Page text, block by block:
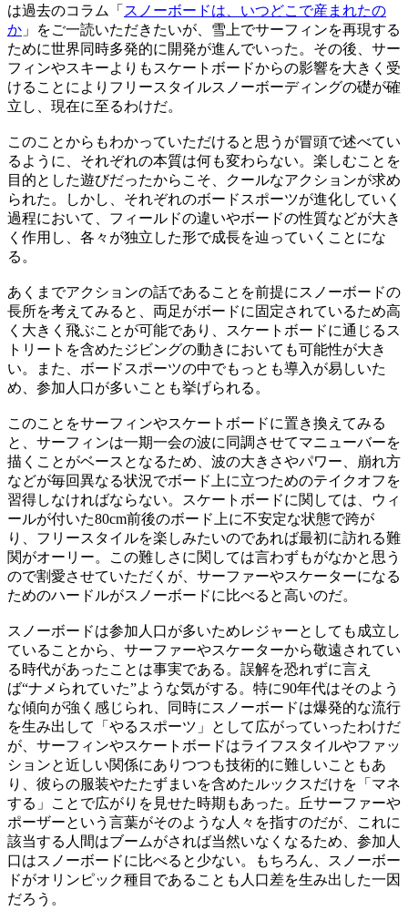
は過去のコラム「 スノーボードは、いつどこで産まれたの
か 」をご一読いただきたいが、雪上でサーフィンを再現する
ために世界同時多発的に開発が進んでいった。その後、サー
フィンやスキーよりもスケートボードからの影響を大きく受
けることによりフリースタイルスノーボーディングの礎が確
立し、現在に至るわけだ。
このことからもわかっていただけると思うが冒頭で述べてい
るように、それぞれの本質は何も変わらない。楽しむことを
目的とした遊びだったからこそ、クールなアクションが求め
られた。しかし、それぞれのボードスポーツが進化していく
過程において、フィールドの違いやボードの性質などが大き
く作用し、各々が独立した形で成長を辿っていくことにな
る。
あくまでアクションの話であることを前提にスノーボードの
長所を考えてみると、両足がボードに固定されているため高
く大きく飛ぶことが可能であり、スケートボードに通じるス
トリートを含めたジビングの動きにおいても可能性が大き
い。また、ボードスポーツの中でもっとも導入が易しいた
め、参加人口が多いことも挙げられる。
このことをサーフィンやスケートボードに置き換えてみる
と、サーフィンは一期一会の波に同調させてマニューバーを
描くことがベースとなるため、波の大きさやパワー、崩れ方
などが毎回異なる状況でボード上に立つためのテイクオフを
習得しなければならない。スケートボードに関しては、ウィ
ールが付いた80cm前後のボード上に不安定な状態で跨が
り、フリースタイルを楽しみたいのであれば最初に訪れる難
関がオーリー。この難しさに関しては言わずもがなかと思う
ので割愛させていただくが、サーファーやスケーターになる
ためのハードルがスノーボードに比べると高いのだ。
スノーボードは参加人口が多いためレジャーとしても成立し
ていることから、サーファーやスケーターから敬遠されてい
る時代があったことは事実である。誤解を恐れずに言え
ば“ナメられていた”ような気がする。特に90年代はそのよう
な傾向が強く感じられ、同時にスノーボードは爆発的な流行
を生み出して「やるスポーツ」として広がっていったわけだ
が、サーフィンやスケートボードはライフスタイルやファッ
ションと近しい関係にありつつも技術的に難しいこともあ
り、彼らの服装やたたずまいを含めたルックスだけを「マネ
する」ことで広がりを見せた時期もあった。丘サーファーや
ポーザーという言葉がそのような人々を指すのだが、これに
該当する人間はブームがされば当然いなくなるため、参加人
口はスノーボードに比べると少ない。もちろん、スノーボー
ドがオリンピック種目であることも人口差を生み出した一因
だろう。